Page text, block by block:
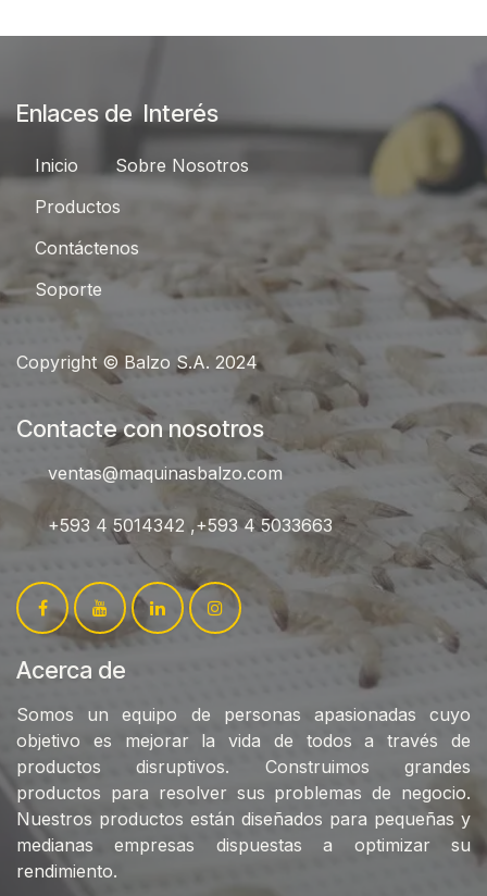
Enlaces de Interés
Inici​​o
Sobre Nosotros
Productos
Contáctenos
Soporte
Copyright © Balzo S.A. 2024
Contacte con nosotros
ventas@maquinasbalzo.com
+593 4 5014342 ,+593 4 5033663
Acerca de
Somos un equipo de personas apasionadas cuyo
objetivo es mejorar la vida de todos a través de
productos disruptivos. Construimos grandes
productos para resolver sus problemas de negocio.
Nuestros productos están diseñados para pequeñas y
medianas empresas dispuestas a optimizar su
rendimiento.